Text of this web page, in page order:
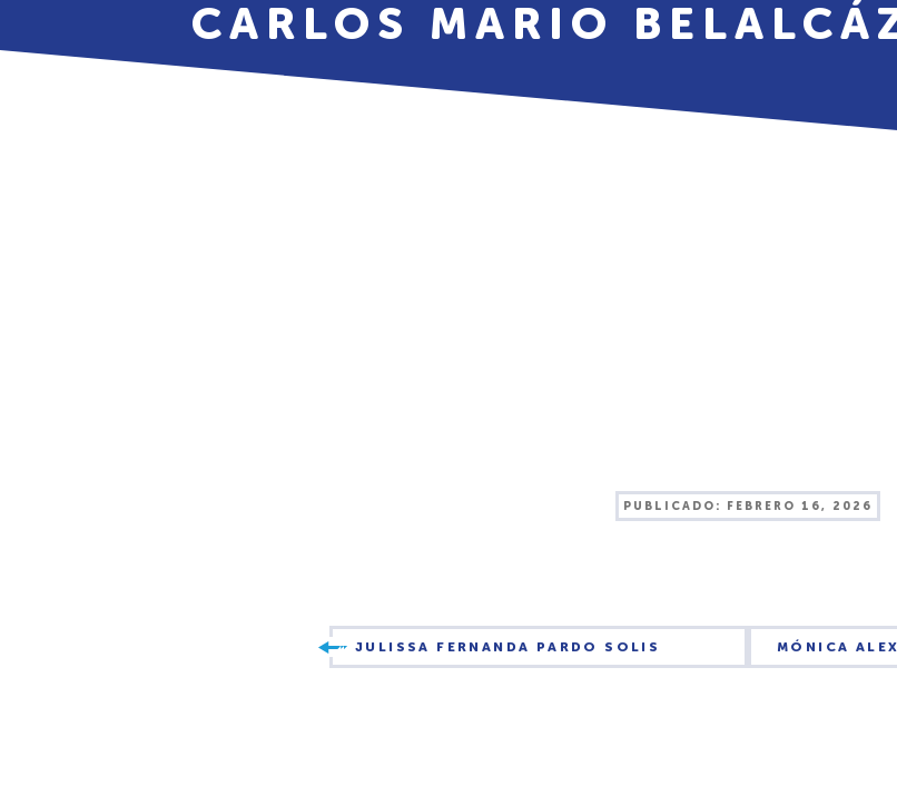
CARLOS MARIO
PUBLICADO: FEBRERO 16, 2026
JULISSA FERNANDA PARDO SOLIS MÓNICA